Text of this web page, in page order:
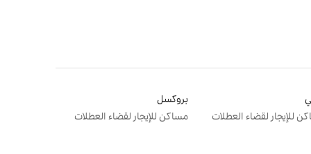
للإيجار لقضاء العطلات
بروكسل
مساكن للإيجار لقضاء العطلات